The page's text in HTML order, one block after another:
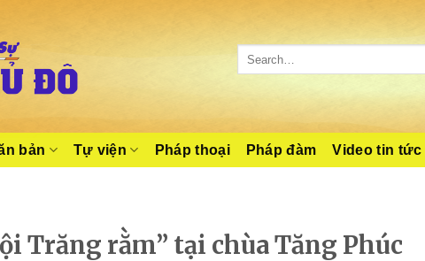
bản Tự viện Pháp thoại Pháp đàm Video tin tức
Trăng rằm” tại chùa Tăng Phúc